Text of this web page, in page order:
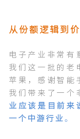
从份额逻辑到
电子产业非常有
我们这一批的老
苹果，感谢智能
我们带来了一个
业应该是目前来
一个中游行业 。